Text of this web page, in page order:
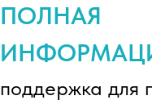
ПОЛНАЯ
поддержка для